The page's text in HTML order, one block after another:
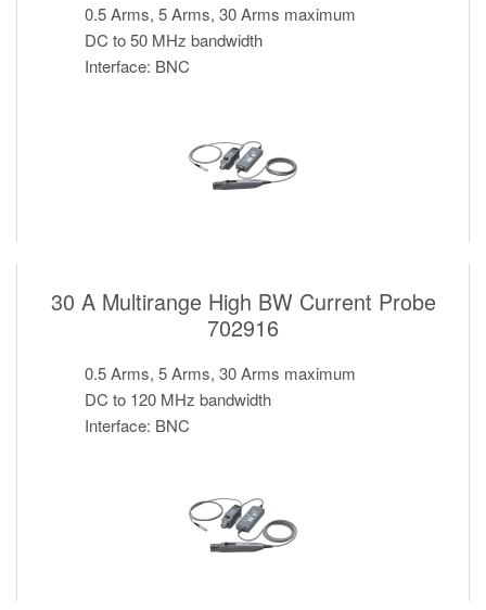
0.5 Arms, 5 Arms, 30 Arms maximum
DC to 50 MHz bandwidth
Interface: BNC
30 A Multirange High BW Current Probe
702916
0.5 Arms, 5 Arms, 30 Arms maximum
DC to 120 MHz bandwidth
Interface: BNC